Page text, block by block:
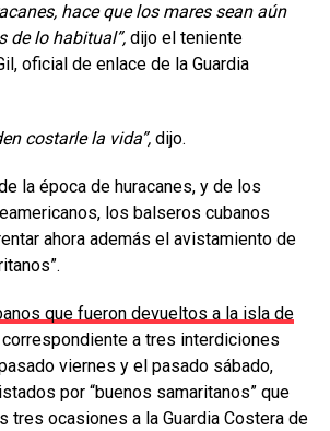
hace que los mares sean aún
de lo habitual”,dijo el teniente
oficial de enlace de la Guardia
costarle la vida”,dijo.
la época de huracanes, y de los
los balseros cubanos
ahora además el avistamiento de
que fueron devueltos a la isla de
correspondiente a tres interdiciones
viernes y el pasado sábado,
por “buenos samaritanos” que
tres ocasiones a la Guardia Costera de